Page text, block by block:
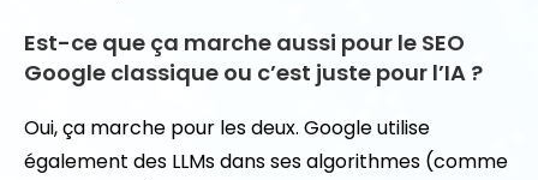
Est-ce que ça marche aussi pour le SEO
Google classique ou c’est juste pour l’IA ?
Oui, ça marche pour les deux. Google utilise
également des LLMs dans ses algorithmes (comme